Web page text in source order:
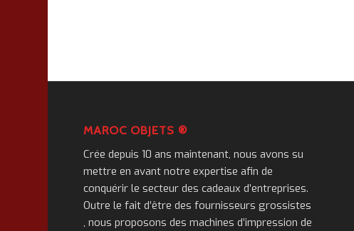
MAROC OBJETS ®
Crée depuis 10 ans maintenant, nous avons su
mettre en avant notre expertise afin de
conquérir le secteur des cadeaux d’entreprises.
Outre le fait d’être des fournisseurs grossistes
, nous proposons des machines d’impression de